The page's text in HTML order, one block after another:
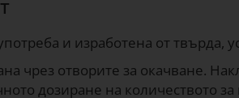
и изработена от твърда,
чрез отворите за окачване.
дозиране на количеството